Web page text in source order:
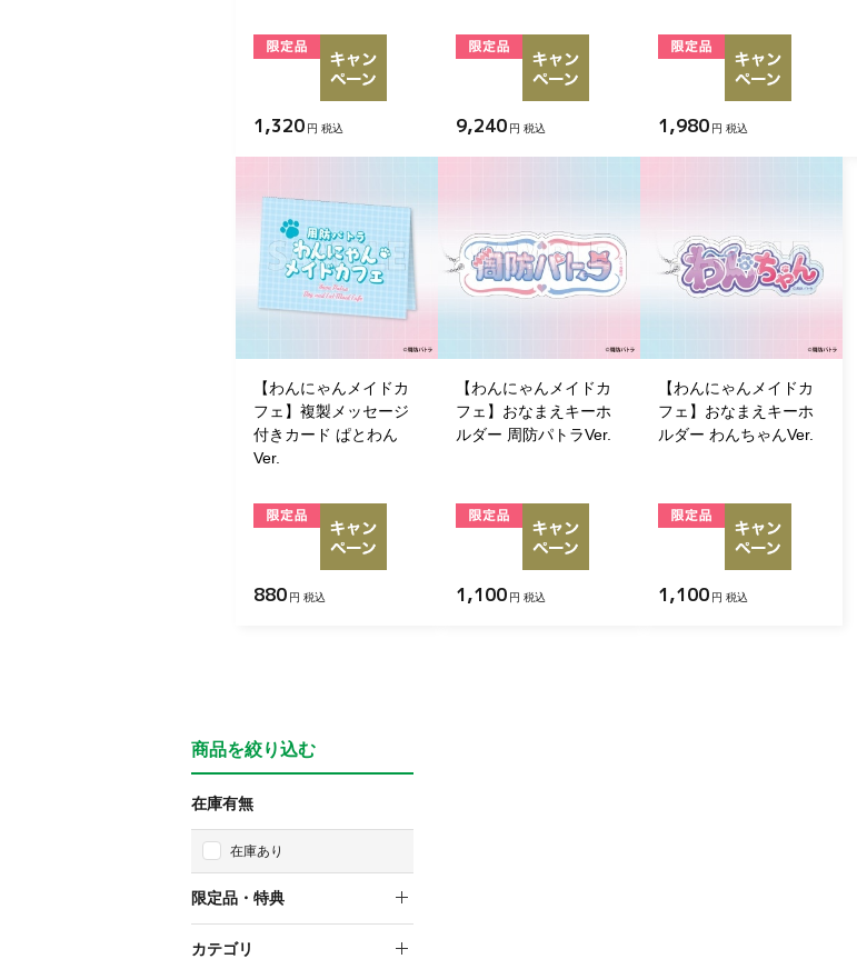
1,320 円 税込 9,240 円 税込 1,980 円 税込
【わんにゃんメイドカ
フェ】複製メッセージ
付きカード ぱとわん
Ver.
880 円 税込
【わんにゃんメイドカ
フェ】おなまえキーホ
ルダー 周防パトラVer.
1,100 円 税込
【わんにゃんメイドカ
フェ】おなまえキーホ
ルダー わんちゃんVer.
1,100 円 税込
商品を絞り込む
在庫有無
在庫あり
限定品・特典
限定品
カテゴリ